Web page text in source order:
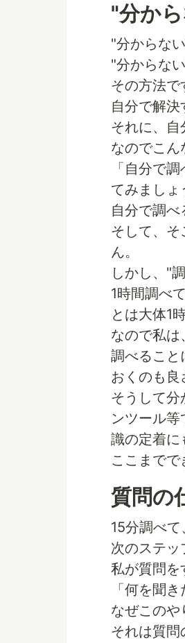
"分か
"分からな
"分からな
その方法で
自分で解決
それに、自
なのでこん
「自分で
てみましょ
自分で調べ
そして、
ん。
しかし、"
1時間調べ
とは大体1
なので私は
調べること
おくのも良
そうして分
ンツール
識の定着に
ここまでで
質問の
15分調べて
次のステッ
私が質問を
「何を聞
なぜこのや
それは質問